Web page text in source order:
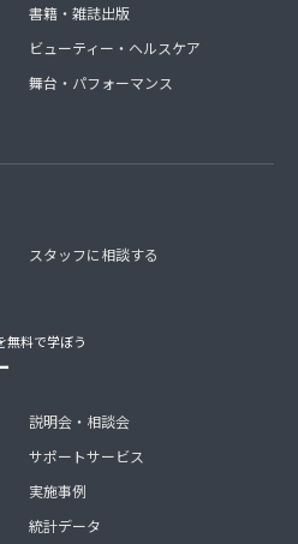
書籍・雑誌出版
ビューティー・ヘルスケア
舞台・パフォーマンス
スタッフに相談する
無料で学ぼう
説明会・相談会
サポートサービス
実施事例
統計データ